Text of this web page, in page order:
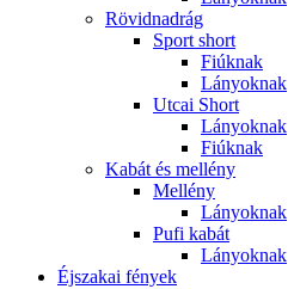
Rövidnadrág
Sport short
Fiúknak
Lányoknak
Utcai Short
Lányoknak
Fiúknak
Kabát és mellény
Mellény
Lányoknak
Pufi kabát
Lányoknak
Éjszakai fények